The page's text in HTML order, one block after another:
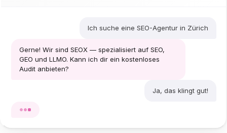
Ich suche eine SEO-Agentur in Zürich
Gerne! Wir sind SEOX — spezialisiert auf SEO,
GEO und LLMO. Kann ich dir ein kostenloses
Audit anbieten?
Ja, das klingt gut!